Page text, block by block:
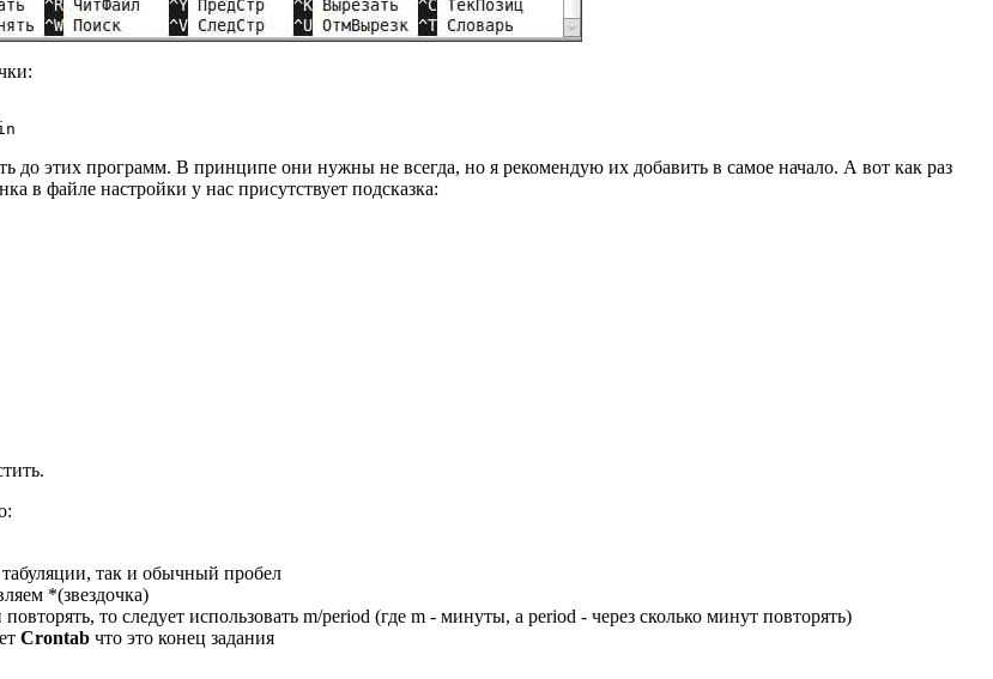
этих программ. В принципе они нужны не всегда, но я рекомендую их добавить в самое начало. А вот как раз
в файле настройки у нас присутствует подсказка:
так и обычный пробел
*(звездочка)
то следует использовать m/period (где m - минуты, а period - через сколько минут повторять)
Crontab что это конец задания